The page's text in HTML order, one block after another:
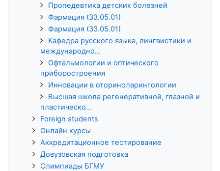
Пропедевтика детских болезней
Фармация (33.05.01)
Фармация (33.05.01)
Кафедра русского языка, лингвистики и
международно...
Офтальмологии и оптического
приборостроения
Инновации в оториноларингологии
Высшая школа регенеративной, глазной и
пластическо...
Foreign students
Онлайн курсы
Аккредитационное тестирование
Довузовская подготовка
Олимпиады БГМУ